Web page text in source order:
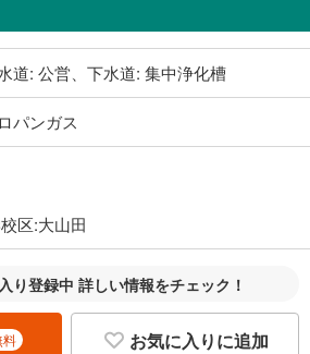
道: 公営、下水道: 集中浄化槽
パンガス
区:大山田
り登録中 詳しい情報をチェック！
料 お気に入りに追加